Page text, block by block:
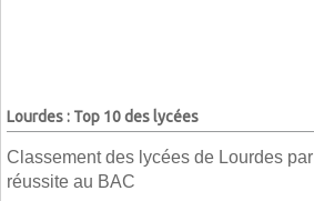
Lourdes : Top 10 des lycées
Classement des lycées de Lourdes
réussite au BAC